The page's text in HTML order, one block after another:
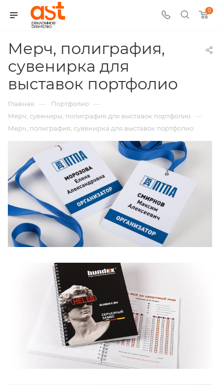
0
Мерч, полиграфия,
сувенирка для
выставок портфолио
Главная — Портфолио —
Мерч, сувениры, полиграфия для выставок портфолио —
Мерч, полиграфия, сувенирка для выставок портфолио